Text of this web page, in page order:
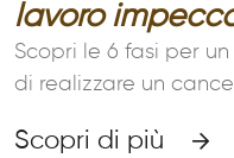
lavoro
Scopri le 6 fasi per
di realizzare un
Scopri di più